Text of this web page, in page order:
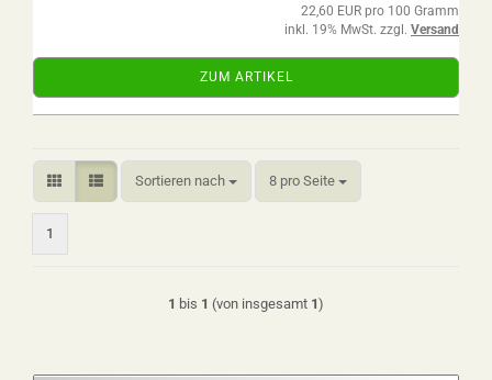
22,60 EUR pro 100 Gramm
inkl. 19% MwSt. zzgl. Versand
ZUM ARTIKEL
Sortieren nach
Sortieren nach 8 pro Seite
pro Seite
1
1 bis 1 (von insgesamt 1)